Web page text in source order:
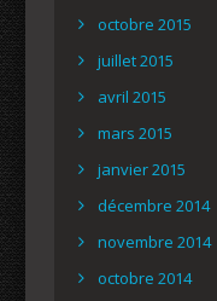
octobre 2015
juillet 2015
avril 2015
mars 2015
janvier 2015
décembre 2014
novembre 2014
octobre 2014